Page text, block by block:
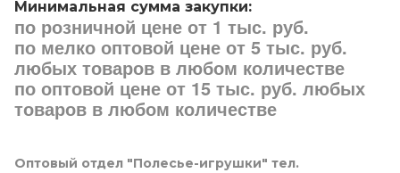
Минимальная сумма закупки:
по розничной цене от 1 тыс. руб.
по мелко оптовой цене от 5 тыс. руб.
любых товаров в любом количестве
по оптовой цене от 15 тыс. руб. любых
товаров в любом количестве
Оптовый отдел "Полесье-игрушки" тел.